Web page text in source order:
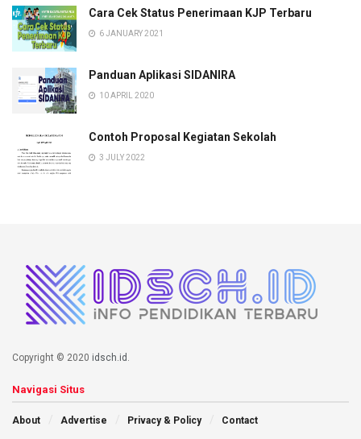
Cara Cek Status Penerimaan KJP Terbaru
6 JANUARY 2021
Panduan Aplikasi SIDANIRA
10 APRIL 2020
Contoh Proposal Kegiatan Sekolah
3 JULY 2022
Copyright © 2020 idsch.id .
Navigasi Situs
About Advertise Privacy & Policy Contact